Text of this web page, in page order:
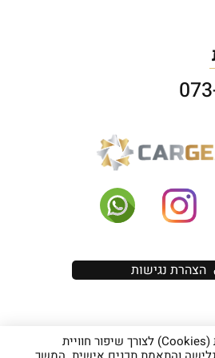
הצהרת נגישות
בע"מ - אין להעתיק תוכן (טקסט ותמונות)
האתר משתמש בעוגיות (Cookies) לצורך שיפור חוויית